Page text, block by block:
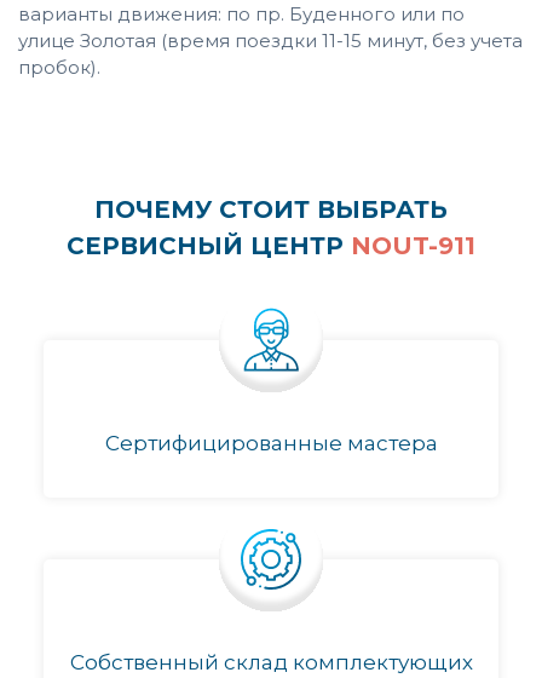
варианты движения: по пр. Буденного или по
улице Золотая (время поездки 11-15 минут, без учета
пробок).
ПОЧЕМУ СТОИТ ВЫБРАТЬ
СЕРВИСНЫЙ ЦЕНТР NOUT-911
Сертифицированные мастера
Собственный склад комплектующих